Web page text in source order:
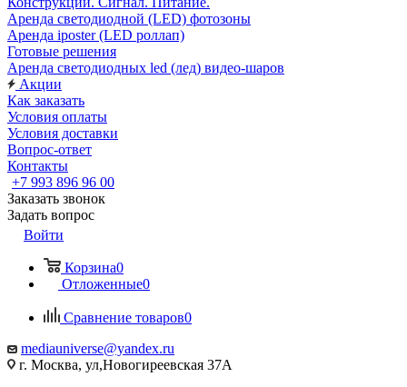
Аренда светодиодной (LED) фотозоны
Аренда iposter (LED роллап)
Готовые решения
Аренда светодиодных led (лед) видео-шаров
Акции
Как заказать
Условия оплаты
Условия доставки
Вопрос-ответ
Контакты
+7 993 896 96 00
Заказать звонок
Задать вопрос
Войти
Корзина0
Отложенные0
Сравнение товаров0
mediauniverse@yandex.ru
г. Москва, ул,Новогиреевская 37А